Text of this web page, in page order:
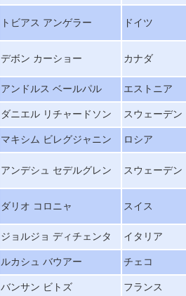
トビアス アンゲラー ドイツ
デボン カーショー カナダ
アンドルス ベールパル エストニア
ダニエル リチャードソン スウェーデン
マキシム ビレグジャニン ロシア
アンデシュ セデルグレン スウェーデン
ダリオ コロニャ スイス
ジョルジョ ディチェンタ イタリア
ルカシュ バウアー チェコ
バンサン ビトズ フランス